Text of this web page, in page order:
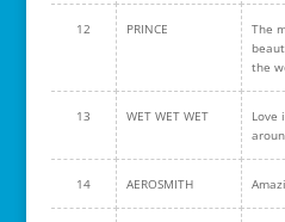
12 PRINCE
The
the
13 WET WET WET
Love
14 AEROSMITH